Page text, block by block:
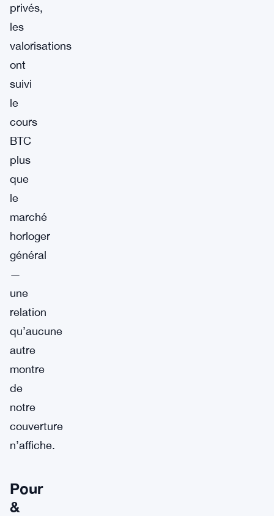
privés,
les
valorisations
ont
suivi
le
cours
BTC
plus
que
le
marché
horloger
général
—
une
relation
qu’aucune
autre
montre
de
notre
couverture
n’affiche.
Pour
&